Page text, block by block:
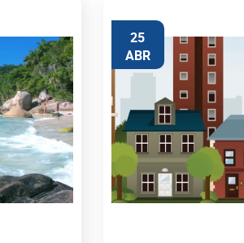
25
ABR